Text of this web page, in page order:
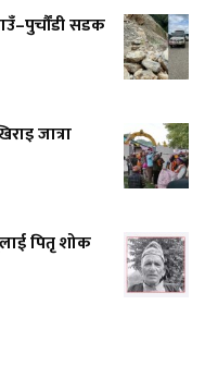
सडक
जात्रा
पितृ शोक